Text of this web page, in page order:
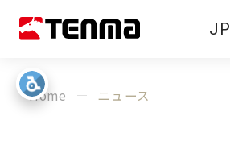
JP
Home ニュース